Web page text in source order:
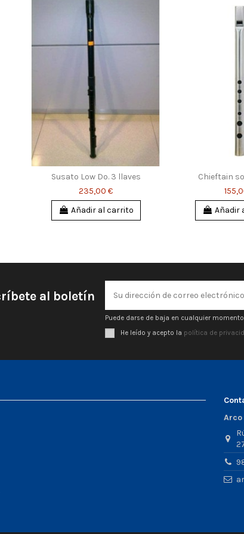
Susato Low Do. 3 llaves
235,00 €
Añadir al carrito
Chieftain
Añadir
al boletín
Puede darse de baja en cualquier
He leído y acepto la política de